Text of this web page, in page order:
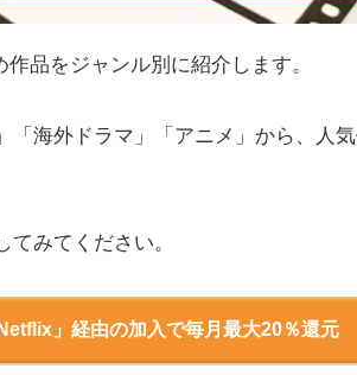
品をジャンル別に紹介します。
「海外ドラマ」「アニメ」から、人
みてください。
」経由の加入で毎月最大20％還元